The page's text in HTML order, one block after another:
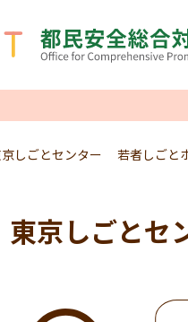
しごとセンター 若者しごと
東京しごと